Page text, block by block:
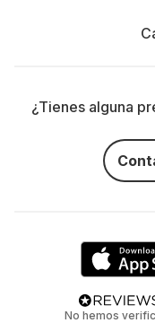
¿Tienes alguna
No hemos